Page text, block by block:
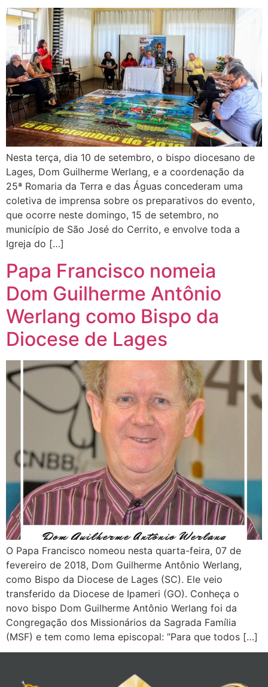
Nesta terça, dia 10 de setembro, o bispo diocesano de
Lages, Dom Guilherme Werlang, e a coordenação da
25ª Romaria da Terra e das Águas concederam uma
coletiva de imprensa sobre os preparativos do evento,
que ocorre neste domingo, 15 de setembro, no
município de São José do Cerrito, e envolve toda a
Igreja do […]
Papa Francisco nomeia
Dom Guilherme Antônio
Werlang como Bispo da
Diocese de Lages
O Papa Francisco nomeou nesta quarta-feira, 07 de
fevereiro de 2018, Dom Guilherme Antônio Werlang,
como Bispo da Diocese de Lages (SC). Ele veio
transferido da Diocese de Ipameri (GO). Conheça o
novo bispo Dom Guilherme Antônio Werlang foi da
Congregação dos Missionários da Sagrada Família
(MSF) e tem como lema episcopal: “Para que todos […]